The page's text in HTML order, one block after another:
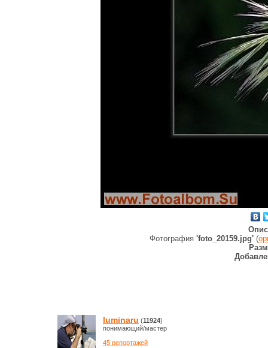
Фотография 'foto_20159.jpg'(
luminaru (11924)
понимающий/мастер
45 репортажей